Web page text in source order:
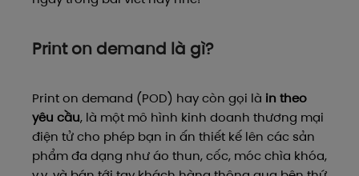
Print on demand là gì?
Print on demand (POD) hay còn gọi là in theo
yêu cầu, là một mô hình kinh doanh thương mại
điện tử cho phép bạn in ấn thiết kế lên các sản
phẩm đa dạng như áo thun, cốc, móc chìa khóa,